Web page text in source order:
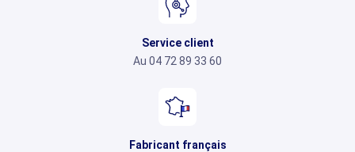
Service client
Au 04 72 89 33 60
Fabricant français